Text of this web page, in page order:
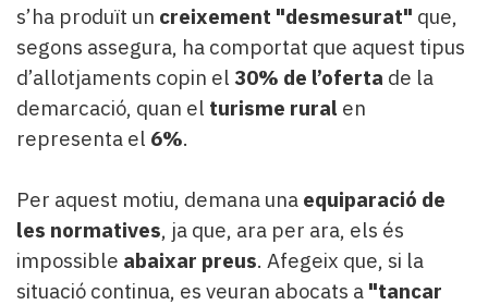
s’ha produït un creixement "desmesurat" que,
segons assegura, ha comportat que aquest tipus
d’allotjaments copin el 30% de l’oferta de la
demarcació, quan el turisme rural en
representa el 6%.
Per aquest motiu, demana una equiparació de
les normatives, ja que, ara per ara, els és
impossible abaixar preus. Afegeix que, si la
situació continua, es veuran abocats a "tancar